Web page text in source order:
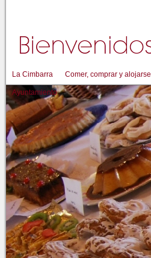
La Cimbarra Comer, comprar y alojarse
Ayuntamiento